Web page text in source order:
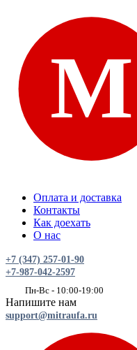
Оплата и доставка
Контакты
Как доехать
О нас
+7 (347) 257-01-90
+7-987-042-2597
Пн-Вс - 10:00-19:00
Напишите нам
support@mitraufa.ru